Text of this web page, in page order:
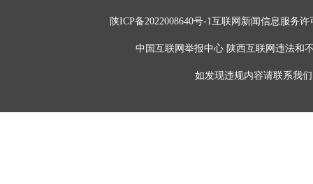
陕ICP备2022008640号-1互联网新闻信息服务
中国互联网举报中心 陕西互联网违法和
如发现违规内容请联系我们